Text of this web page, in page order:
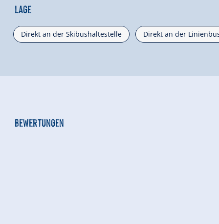
Lage
Direkt an der Skibushaltestelle Direkt an der
Bewertungen